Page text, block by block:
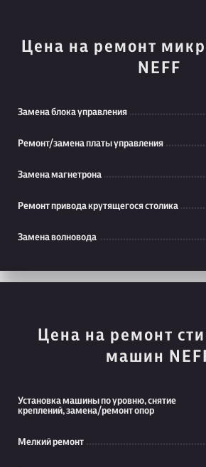
Цена на ремонт
NEFF
Замена блока управления
Ремонт/замена платы управления
Замена магнетрона
Ремонт привода крутящегося столика
Замена волновода
Цена на ремонт
машин
Установка машины по уровню, снятие
креплений, замена/ремонт опор
Мелкий ремонт